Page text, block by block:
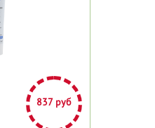
837 руб